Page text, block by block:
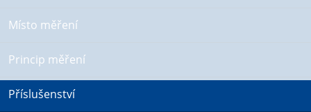
Místo měření
Princip měření
Příslušenství